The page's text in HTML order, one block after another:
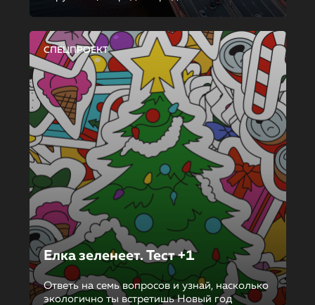
СПЕЦПРОЕКТ
Елка зеленеет. Тест +1
Ответь на семь вопросов и узнай, насколько
экологично ты встретишь Новый год